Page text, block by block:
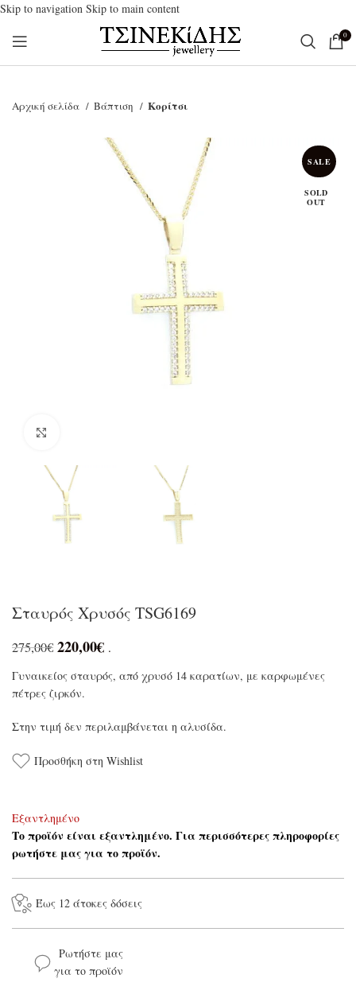
Skip to navigation Skip to main content
0
Αρχική σελίδα Βάπτιση Κορίτσι
SALE
SOLD
OUT
Σταυρός Χρυσός TSG6169
275,00€ 220,00€ .
Γυναικείος σταυρός, από χρυσό 14 καρατίων, με καρφωμένες
πέτρες ζιρκόν.
Στην τιμή δεν περιλαμβάνεται η αλυσίδα.
Προσθήκη στη Wishlist
Εξαντλημένο
Το προϊόν είναι εξαντλημένο. Για περισσότερες πληροφορίες
ρωτήστε μας για το προϊόν.
Έως 12 άτοκες δόσεις
Ρωτήστε μας
για το προϊόν